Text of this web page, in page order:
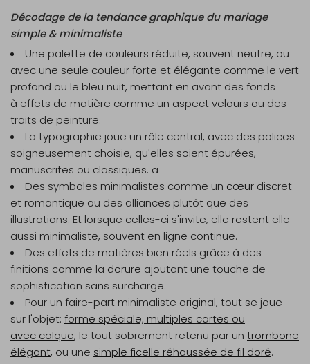
Décodage de la tendance graphique du mariage
simple & minimaliste
Une palette de couleurs réduite, souvent neutre, ou
avec une seule couleur forte et élégante comme le vert
profond ou le bleu nuit, mettant en avant des fonds
à effets de matière comme un aspect velours ou des
traits de peinture.
La typographie joue un rôle central, avec des polices
soigneusement choisie, qu'elles soient épurées,
manuscrites ou classiques. a
Des symboles minimalistes comme un cœur discret
et romantique ou des alliances plutôt que des
illustrations. Et lorsque celles-ci s'invite, elle restent elle
aussi minimaliste, souvent en ligne continue.
Des effets de matières bien réels grâce à des
finitions comme la dorure ajoutant une touche de
sophistication sans surcharge.
Pour un faire-part minimaliste original, tout se joue
sur l'objet: forme spéciale, multiples cartes ou
avec calque, le tout sobrement retenu par un trombone
élégant, ou une simple ficelle réhaussée de fil doré.